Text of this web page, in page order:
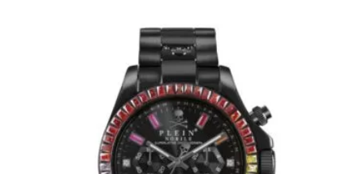
$ 3.038.000.
es:
$ 2.430.400.